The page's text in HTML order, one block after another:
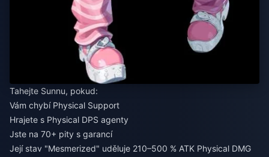
Tahejte Sunnu, pokud:
Vám chybí Physical Support
Hrajete s Physical DPS agenty
Jste na 70+ pity s garancí
Její stav "Mesmerized" uděluje 210–500 % ATK Physical DMG